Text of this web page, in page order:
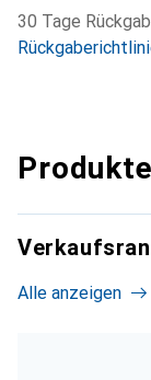
30 Tage
Alle anzeigen